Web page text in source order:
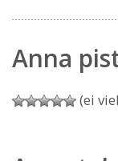
Anna
(ei